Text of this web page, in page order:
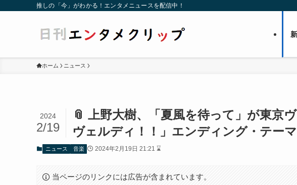
推しの「今」がわかる！エンタメニュースを配信中！
ホーム ニュース
📎 上野大樹、「夏風を待って」が東京
ヴェルディ！！」エンディング・テーマ
2024
2/19
ニュース 音楽 2024年2月19日 21:21 ⌛
当ページのリンクには広告が含まれています。